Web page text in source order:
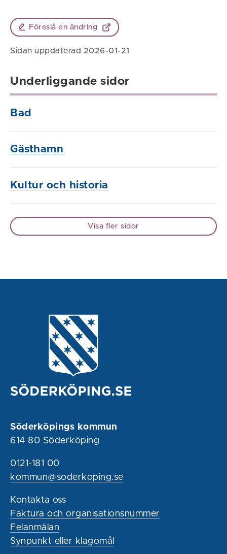
Föreslå en ändring
Sidan uppdaterad 2026-01-21
Underliggande sidor
Bad
Gästhamn
Kultur och historia
Visa fler sidor
Söderköpings kommun
614 80 Söderköping
0121-181 00
kommun@soderkoping.se
Kontakta oss
Faktura och organisationsnummer
Felanmälan
Synpunkt eller klagomål